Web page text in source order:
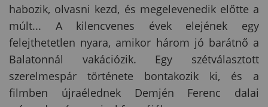
habozik, olvasni kezd, és megelevenedik előtte a
múlt... A kilencvenes évek elejének egy
felejthetetlen nyara, amikor három jó barátnő a
Balatonnál vakációzik. Egy szétválasztott
szerelmespár története bontakozik ki, és a
filmben újraélednek Demjén Ferenc dalai